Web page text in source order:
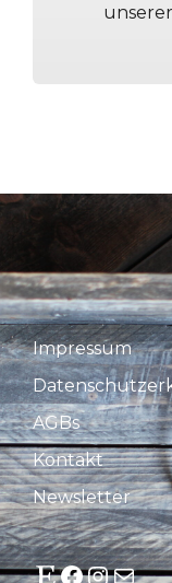
unserer
Impressum
AGBs
Kontakt
Newsletter
Etsy E-Mail